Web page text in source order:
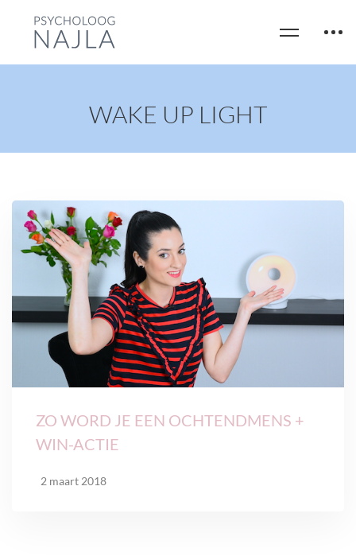
WAKE UP LIGHT
ZO WORD JE EEN OCHTENDMENS +
WIN-ACTIE
2 maart 2018